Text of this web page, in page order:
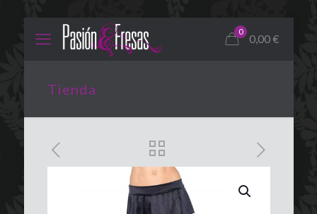
0
0,00€
Tienda